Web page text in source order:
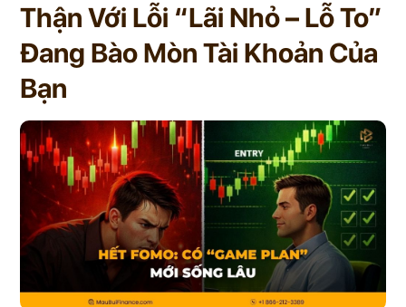
Thận Với Lỗi “Lãi Nhỏ – Lỗ To”
Đang Bào Mòn Tài Khoản Của
Bạn